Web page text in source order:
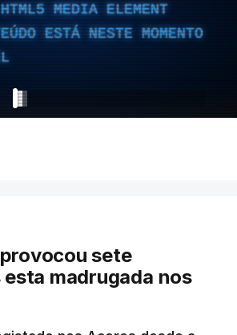
MEDIA ELEMENT
ESTÁ NESTE MOMENTO
sete
madrugada nos